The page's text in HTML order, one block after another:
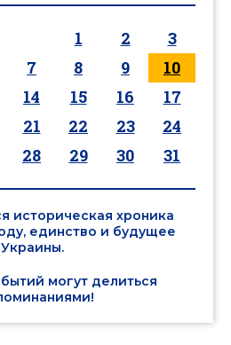
1 2
3
7 8 9
10
14 15 16
17
21 22 23
24
28 29 30 31
историческая хроника
единство и будущее
Украины.
могут делиться